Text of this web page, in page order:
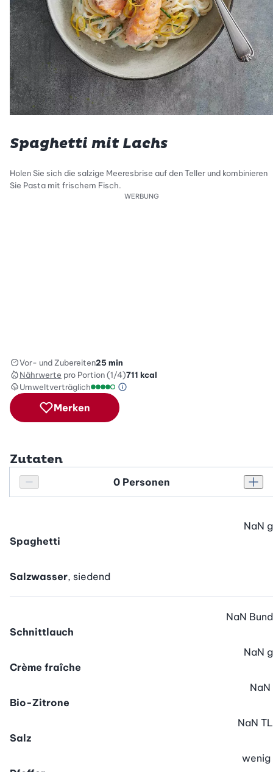
Spaghetti mit Lachs
Holen Sie sich die salzige Meeresbrise auf den Teller und kombinieren
Sie Pasta mit frischem Fisch.
WERBUNG
Vor- und Zubereiten25 min
Nährwerte pro Portion (1/4)711 kcal
Umweltverträglich
Umweltverträglichkeitsskala: 4 von 5
Green Betty Skala Info
Merken
Zutaten
Personenanzahl verringern
Personenanzahl
Spaghetti
NaN g
Salzwasser, siedend
Schnittlauch
NaN Bund
Crème fraîche
NaN g
Bio-Zitrone
NaN
Salz
NaN TL
wenig